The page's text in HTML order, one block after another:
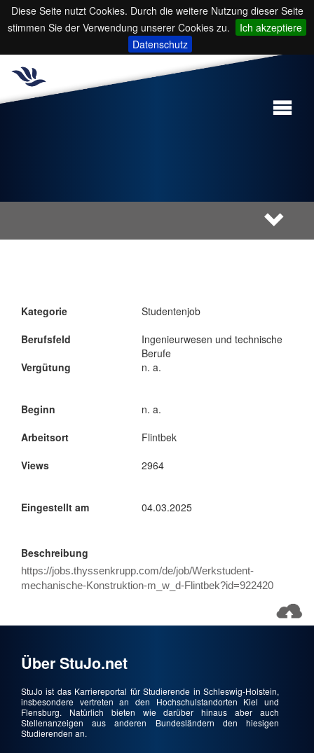
Diese Seite nutzt Cookies. Durch die weitere Nutzung dieser Seite
stimmen Sie der Verwendung unserer Cookies zu.
Ich akzeptiere
Datenschutz
Kategorie
Berufsfeld
Vergütung
Studentenjob
Ingenieurwesen und technische
Berufe
n. a.
Beginn
Arbeitsort
Views
n. a.
Flintbek
2964
Eingestellt am 04.03.2025
Beschreibung
https://jobs.thyssenkrupp.com/de/job/Werkstudent-
mechanische-Konstruktion-m_w_d-Flintbek?id=922420
Über StuJo.net
StuJo ist das Karriereportal für Studierende in Schleswig-Holstein,
insbesondere vertreten an den Hochschulstandorten Kiel und
Flensburg. Natürlich bieten wie darüber hinaus aber auch
Stellenanzeigen aus anderen Bundesländern den hiesigen
Studierenden an.